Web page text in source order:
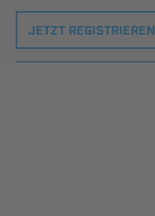
JETZT REGISTRIEREN